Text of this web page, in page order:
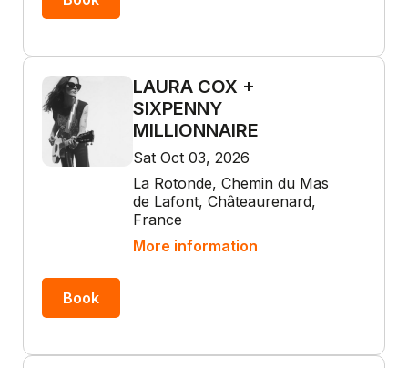
LAURA COX +
SIXPENNY
MILLIONNAIRE
Sat Oct 03, 2026
La Rotonde, Chemin du Mas
de Lafont, Châteaurenard,
France
More information
Book